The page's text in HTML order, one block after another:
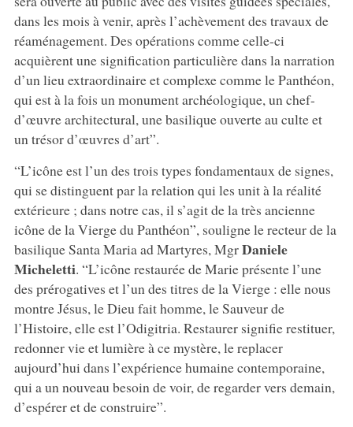
dans les mois à venir, après l’achèvement des travaux de
réaménagement. Des opérations comme celle-ci
acquièrent une signification particulière dans la narration
d’un lieu extraordinaire et complexe comme le Panthéon,
qui est à la fois un monument archéologique, un chef-
d’œuvre architectural, une basilique ouverte au culte et
un trésor d’œuvres d’art”.
“L’icône est l’un des trois types fondamentaux de signes,
qui se distinguent par la relation qui les unit à la réalité
extérieure ; dans notre cas, il s’agit de la très ancienne
icône de la Vierge du Panthéon”, souligne le recteur de la
basilique Santa Maria ad Martyres, MgrDaniele
Micheletti. “L’icône restaurée de Marie présente l’une
des prérogatives et l’un des titres de la Vierge : elle nous
montre Jésus, le Dieu fait homme, le Sauveur de
l’Histoire, elle est l’Odigitria. Restaurer signifie restituer,
redonner vie et lumière à ce mystère, le replacer
aujourd’hui dans l’expérience humaine contemporaine,
qui a un nouveau besoin de voir, de regarder vers demain,
d’espérer et de construire”.